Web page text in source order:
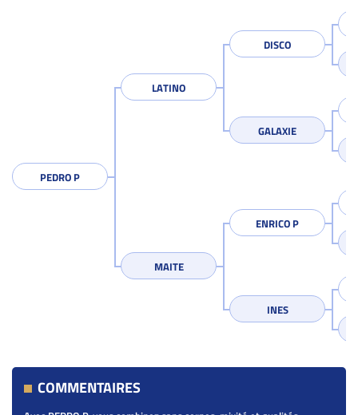
PEDRO P
LATINO
DISCO
GALAXIE
MAITE
ENRICO P
INES
COMMENTAIRES